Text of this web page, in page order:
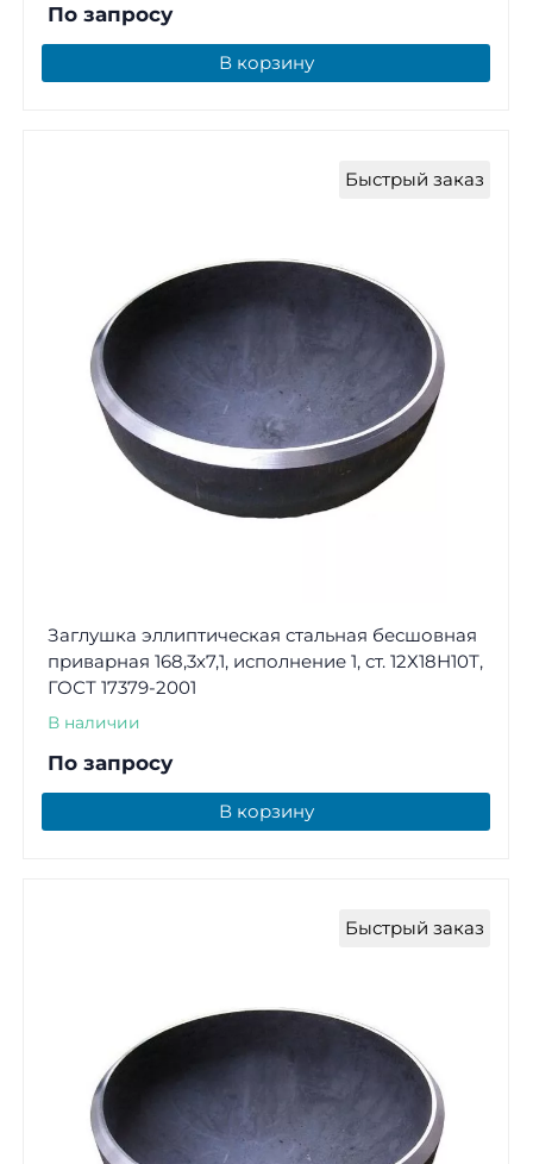
По запросу
В корзину
Быстрый заказ
Заглушка эллиптическая стальная бесшовная
приварная 168,3х7,1, исполнение 1, ст. 12Х18Н10Т,
ГОСТ 17379-2001
В наличии
По запросу
В корзину
Быстрый заказ